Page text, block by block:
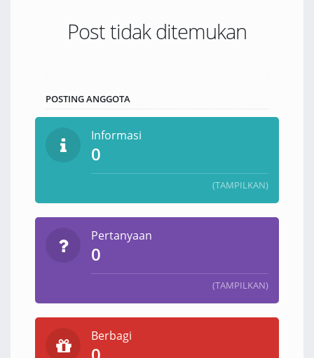
Post tidak ditemukan
POSTING ANGGOTA
Informasi
0
(TAMPILKAN)
Pertanyaan
0
(TAMPILKAN)
Berbagi